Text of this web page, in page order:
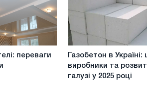
переваги
Україні:
ціни,
Газобетон в Україні:
виробники та
галузі у 2025 році